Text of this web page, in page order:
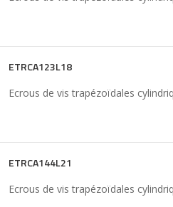
ETRCA123L18
Ecrous de vis trapézoïdales
ETRCA144L21
Ecrous de vis trapézoïdales